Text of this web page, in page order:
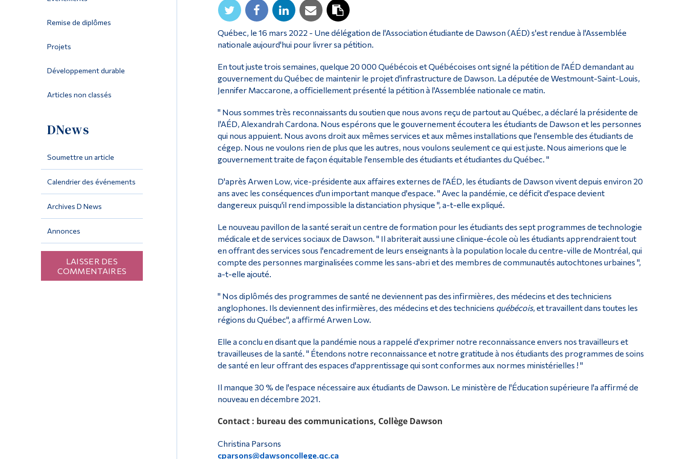
Remise de diplômes
Projets
Développement durable
Articles non classés
DNews
Soumettre un article
Calendrier des événements
Archives D News
Annonces
LAISSER DES
COMMENTAIRES
Québec, le 16 mars 2022 - Une délégation de l'Association étudiante de Dawson (AÉD) s'est rendue à l'Assemblée
nationale aujourd'hui pour livrer sa pétition.
En tout juste trois semaines, quelque 20 000 Québécois et Québécoises ont signé la pétition de l'AÉD demandant au
gouvernement du Québec de maintenir le projet d'infrastructure de Dawson. La députée de Westmount-Saint-Louis,
Jennifer Maccarone, a officiellement présenté la pétition à l'Assemblée nationale ce matin.
" Nous sommes très reconnaissants du soutien que nous avons reçu de partout au Québec, a déclaré la présidente de
l'AÉD, Alexandrah Cardona. Nous espérons que le gouvernement écoutera les étudiants de Dawson et les personnes
qui nous appuient. Nous avons droit aux mêmes services et aux mêmes installations que l'ensemble des étudiants de
cégep. Nous ne voulons rien de plus que les autres, nous voulons seulement ce qui est juste. Nous aimerions que le
gouvernement traite de façon équitable l'ensemble des étudiants et étudiantes du Québec. "
D'après Arwen Low, vice-présidente aux affaires externes de l'AÉD, les étudiants de Dawson vivent depuis environ 20
ans avec les conséquences d'un important manque d'espace. " Avec la pandémie, ce déficit d'espace devient
dangereux puisqu'il rend impossible la distanciation physique ", a-t-elle expliqué.
Le nouveau pavillon de la santé serait un centre de formation pour les étudiants des sept programmes de technologie
médicale et de services sociaux de Dawson. " Il abriterait aussi une clinique-école où les étudiants apprendraient tout
en offrant des services sous l'encadrement de leurs enseignants à la population locale du centre-ville de Montréal, qui
compte des personnes marginalisées comme les sans-abri et des membres de communautés autochtones urbaines ",
a-t-elle ajouté.
" Nos diplômés des programmes de santé ne deviennent pas des infirmières, des médecins et des techniciens
anglophones. Ils deviennent des infirmières, des médecins et des techniciens québécois, et travaillent dans toutes les
régions du Québec", a affirmé Arwen Low.
Elle a conclu en disant que la pandémie nous a rappelé d'exprimer notre reconnaissance envers nos travailleurs et
travailleuses de la santé. " Étendons notre reconnaissance et notre gratitude à nos étudiants des programmes de soins
de santé en leur offrant des espaces d'apprentissage qui sont conformes aux normes ministérielles ! "
Il manque 30 % de l'espace nécessaire aux étudiants de Dawson. Le ministère de l'Éducation supérieure l'a affirmé de
nouveau en décembre 2021.
Contact : bureau des communications, Collège Dawson
Christina Parsons
cparsons@dawsoncollege.qc.ca